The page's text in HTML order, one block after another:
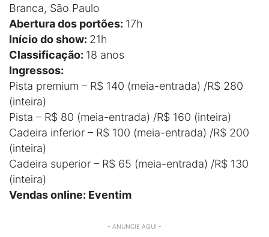
Branca, São Paulo
Abertura dos portões: 17h
Início do show: 21h
Classificação: 18 anos
Ingressos:
Pista premium – R$ 140 (meia-entrada) /R$ 280
(inteira)
Pista – R$ 80 (meia-entrada) /R$ 160 (inteira)
Cadeira inferior – R$ 100 (meia-entrada) /R$ 200
(inteira)
Cadeira superior – R$ 65 (meia-entrada) /R$ 130
(inteira)
Vendas online: Eventim
- ANUNCIE AQUI -